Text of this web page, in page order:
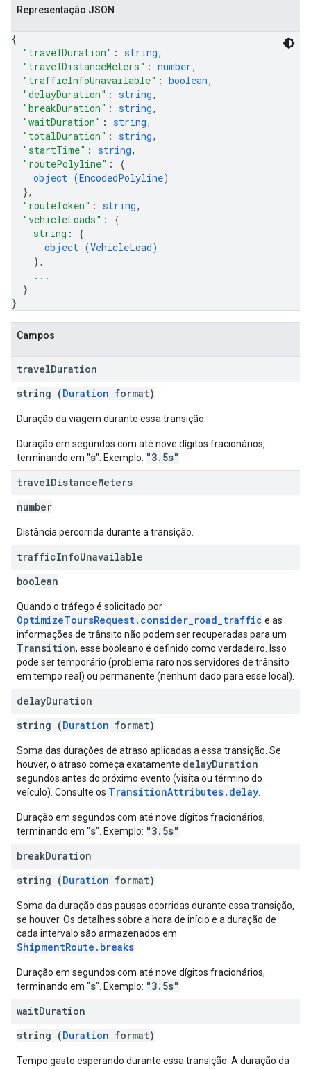
Representação JSON
{
"travelDuration" : string,
"travelDistanceMeters" : number,
"trafficInfoUnavailable" : boolean,
"delayDuration" : string,
"breakDuration" : string,
"waitDuration" : string,
"totalDuration" : string,
"startTime" : string,
"routePolyline" : {
object (EncodedPolyline)
},
"routeToken" : string,
"vehicleLoads" : {
string : {
object (VehicleLoad)
},
...
}
}
Campos
travelDuration
string (Duration format)
Duração da viagem durante essa transição.
Duração em segundos com até nove dígitos fracionários,
terminando em "s". Exemplo: "3.5s"
travelDistanceMeters
number
Distância percorrida durante a transição.
trafficInfoUnavailable
boolean
Quando o tráfego é solicitado por
OptimizeToursRequest.consider_road_traffic e as
informações de trânsito não podem ser recuperadas para um
Transition, esse booleano é definido como verdadeiro. Isso
pode ser temporário (problema raro nos servidores de trânsito
em tempo real) ou permanente (nenhum dado para esse local).
delayDuration
string (Duration format)
Soma das durações de atraso aplicadas a essa transição. Se
houver, o atraso começa exatamente delayDuration
segundos antes do próximo evento (visita ou término do
veículo). Consulte os TransitionAttributes.delay
Duração em segundos com até nove dígitos fracionários,
terminando em "s". Exemplo: "3.5s"
breakDuration
string (Duration format)
Soma da duração das pausas ocorridas durante essa transição,
se houver. Os detalhes sobre a hora de início e a duração de
cada intervalo são armazenados em
ShipmentRoute.breaks
Duração em segundos com até nove dígitos fracionários,
terminando em "s". Exemplo: "3.5s"
waitDuration
string (Duration format)
Tempo gasto esperando durante essa transição. A duração da